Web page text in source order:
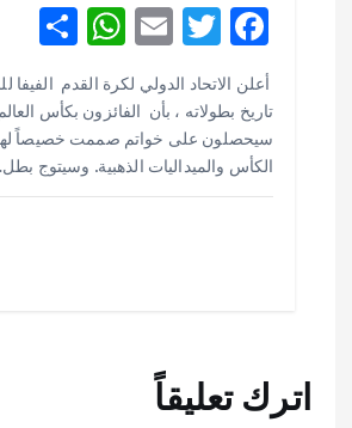
F
ac
e
b
o
T
w
it
te
r
E
m
ai
l
W
at
s
A
S
h
ar
e
أعلن الاتحاد الدولي لكرة القدم الفيفا
سيحصلون على خواتم صممت خصيصاً
الكأس والميداليات الذهبية. وسيتوج
اترك تعليقاً
أهم الأخبار ثقافة وفنون
اختتام ورشة السينوغرافيا في مدينة كلباء
أغسطس 3, 2026
هوي آن… مدينة